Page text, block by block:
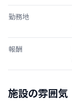
勤務地
報酬
施設の雰囲気